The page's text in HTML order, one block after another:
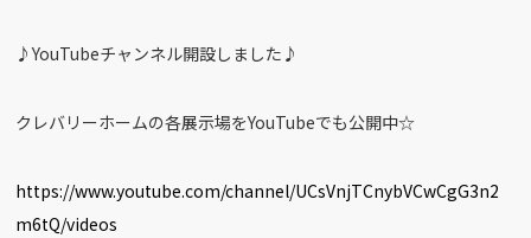
♪YouTubeチャンネル開設しました♪
クレバリーホームの各展示場をYouTubeでも公開中☆
https://www.youtube.com/channel/UCsVnjTCnybVCwCgG3n2
m6tQ/videos